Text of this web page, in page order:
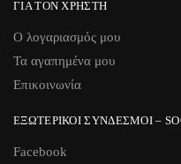
ΓΙΑ ΤΟΝ ΧΡΉΣΤΗ
Ο λογαριασμός μου
Τα αγαπημένα μου
Επικοινωνία
ΕΞΩΤΕΡΙΚΟΊ ΣΎΝΔΕΣΜΟΙ –
Facebook